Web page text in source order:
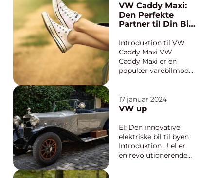
dig en omfattende
præsentation af VW
Maxi Caddy og
oplysninger, som
enhver bilentusiast
eller bil-ejer bør kende
t...
VW Caddy Maxi:
Den Perfekte
Partner til Din Bil
Introduktion til VW
Caddy Maxi VW
Caddy Maxi er en
populær varebilmodel
Volkswagen. Denne
alsidige og
specielt designet til at
imødekomme
behovene hos både
erhvervsdrivende og
17 januar 2024
VW up
El: Den innovative
elektriske bil til byen
Introduktion : ! el er
en revolutionerende